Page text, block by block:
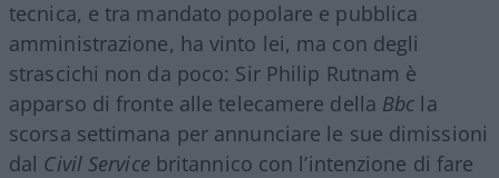
tecnica, e tra mandato popolare e pubblica
amministrazione, ha vinto lei, ma con degli
strascichi non da poco: Sir Philip Rutnam è
apparso di fronte alle telecamere della Bbc la
scorsa settimana per annunciare le sue dimissioni
dal Civil Service britannico con l’intenzione di fare